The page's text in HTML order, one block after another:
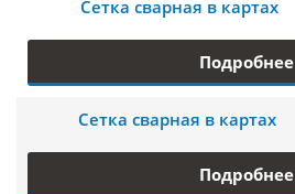
Сетка сварная в картах
Подробнее
Сетка сварная в картах
Подробнее